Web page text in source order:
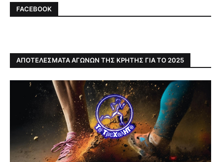
FACEBOOK
ΑΠΟΤΕΛΕΣΜΑΤΑ ΑΓΩΝΩΝ ΤΗΣ ΚΡΗΤΗΣ ΓΙΑ ΤΟ 2025